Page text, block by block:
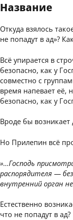
Название
Откуда взялось
не попадут в ад»?
Всё упирается в
безопасно, как у
совместно с
время напевает её,
безопасно, как у
Вроде бы возникает
Но Прилепин всё
»…Господь
распорядителя —
внутренний орган
Естественно
что не попадут в ад?